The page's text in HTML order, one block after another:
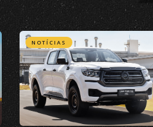
NOTÍCIAS